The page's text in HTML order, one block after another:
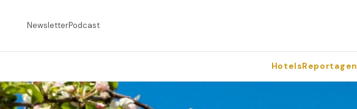
NewsletterPodcast
HotelsReportagen